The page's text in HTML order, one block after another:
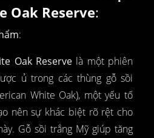
Oak Reserve:
:
Oak Reserve là một phiên
ủ trong các thùng gỗ sồi
White Oak), một yếu tố
nên sự khác biệt rõ rệt cho
Gỗ sồi trắng Mỹ giúp tăng